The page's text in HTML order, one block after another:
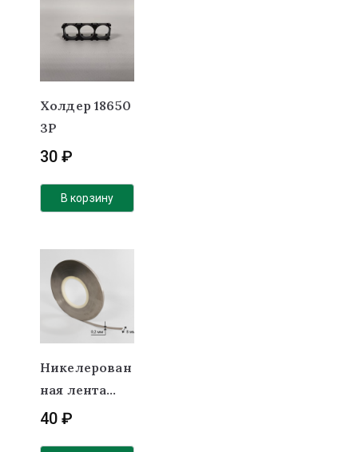
Холдер 18650
3P
30₽
В корзину
Никелерован
ная лента
(покрытие)
40₽